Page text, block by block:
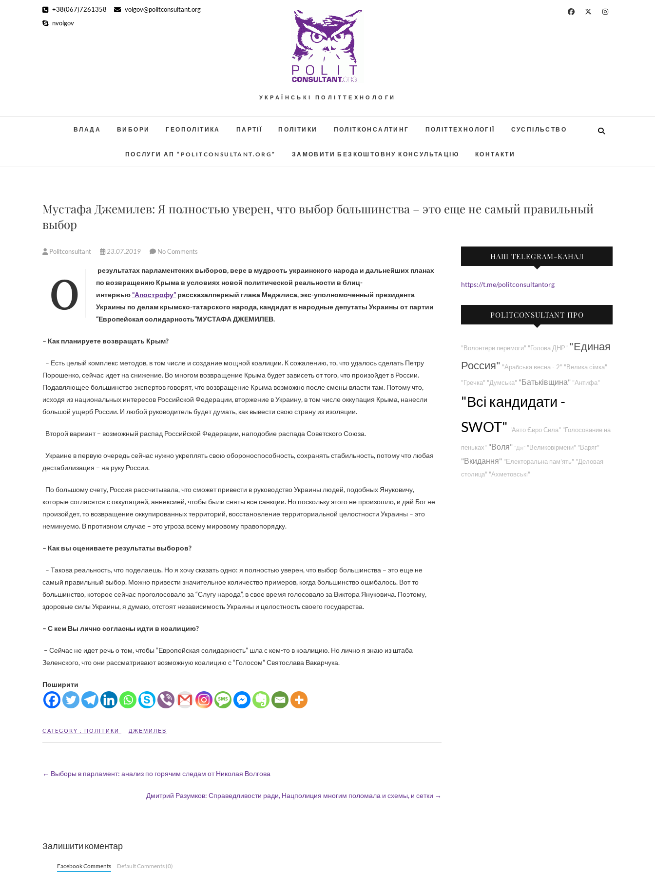
+38(067)7261358
volgov@politconsultant.org
nvolgov
УКРАЇНСЬКІ ПОЛІТТЕХНОЛОГИ
ВЛАДА ВИБОРИ ГЕОПОЛІТИКА ПАРТІЇ ПОЛІТИКИ ПОЛІТКОНСАЛТИНГ ПОЛІТТЕХНОЛОГІЇ СУСПІЛЬСТВО
ПОСЛУГИ АП “POLITCONSULTANT.ORG” ЗАМОВИТИ БЕЗКОШТОВНУ КОНСУЛЬТАЦІЮ КОНТАКТИ
Мустафа Джемилев: Я полностью уверен, что выбор большинства – это еще не самый правильный
выбор
Politconsultant 23.07.2019 No Comments
О результатах парламентских выборов, вере в мудрость украинского народа и дальнейших планах
по возвращению Крыма в условиях новой политической реальности в блиц-
интервью“Апострофу” рассказалпервый глава Меджлиса, экс-уполномоченный президента
Украины по делам крымско-татарского народа, кандидат в народные депутаты Украины от партии
“Европейская солидарность”МУСТАФА ДЖЕМИЛЕВ.
– Как планируете возвращать Крым?
– Есть целый комплекс методов, в том числе и создание мощной коалиции. К сожалению, то, что удалось сделать Петру
Порошенко, сейчас идет на снижение. Во многом возвращение Крыма будет зависеть от того, что произойдет в России.
Подавляющее большинство экспертов говорят, что возвращение Крыма возможно после смены власти там. Потому что,
исходя из национальных интересов Российской Федерации, вторжение в Украину, в том числе оккупация Крыма, нанесли
большой ущерб России. И любой руководитель будет думать, как вывести свою страну из изоляции.
Второй вариант – возможный распад Российской Федерации, наподобие распада Советского Союза.
Украине в первую очередь сейчас нужно укреплять свою обороноспособность, сохранять стабильность, потому что любая
дестабилизация – на руку России.
По большому счету, Россия рассчитывала, что сможет привести в руководство Украины людей, подобных Януковичу,
которые согласятся с оккупацией, аннексией, чтобы были сняты все санкции. Но поскольку этого не произошло, и дай Бог не
произойдет, то возвращение оккупированных территорий, восстановление территориальной целостности Украины – это
неминуемо. В противном случае – это угроза всему мировому правопорядку.
– Как вы оцениваете результаты выборов?
– Такова реальность, что поделаешь. Но я хочу сказать одно: я полностью уверен, что выбор большинства – это еще не
самый правильный выбор. Можно привести значительное количество примеров, когда большинство ошибалось. Вот то
большинство, которое сейчас проголосовало за “Слугу народа”, в свое время голосовало за Виктора Януковича. Поэтому,
здоровые силы Украины, я думаю, отстоят независимость Украины и целостность своего государства.
– С кем Вы лично согласны идти в коалицию?
– Сейчас не идет речь о том, чтобы “Европейская солидарность” шла с кем-то в коалицию. Но лично я знаю из штаба
Зеленского, что они рассматривают возможную коалицию с “Голосом” Святослава Вакарчука.
Поширити
CATEGORY : ПОЛІТИКИ ДЖЕМИЛЕВ
← Выборы в парламент: анализ по горячим следам от Николая Волгова
Дмитрий Разумков: Справедливости ради, Нацполиция многим поломала и схемы, и сетки →
Залишити коментар
Facebook Comments Default Comments (0)
НАШ TELEGRAM-КАНАЛ
https://t.me/politconsultantorg
POLITCONSULTANT ПРО
"Волонтери перемоги" "Голова ДНР" "Единая
Россия" "Арабська весна - 2" "Велика сімка"
"Гречка" "Думська" "Батьківщина" "Антифа"
"Всі кандидати -
SWOT" "Авто Євро Сила" "Голосование на
пеньках" "Воля" "Дія" "Великовірмени" "Варяг"
"Вкидання" "Електоральна пам'ять" "Деловая
столица" "Ахметовські"